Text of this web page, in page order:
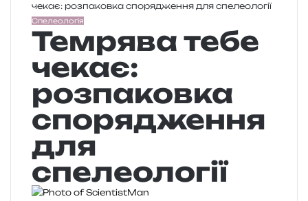
чекає: розпаковка спорядження для спелеології
Спелеологія
Темрява тебе
чекає:
розпаковка
спорядження
для
спелеології